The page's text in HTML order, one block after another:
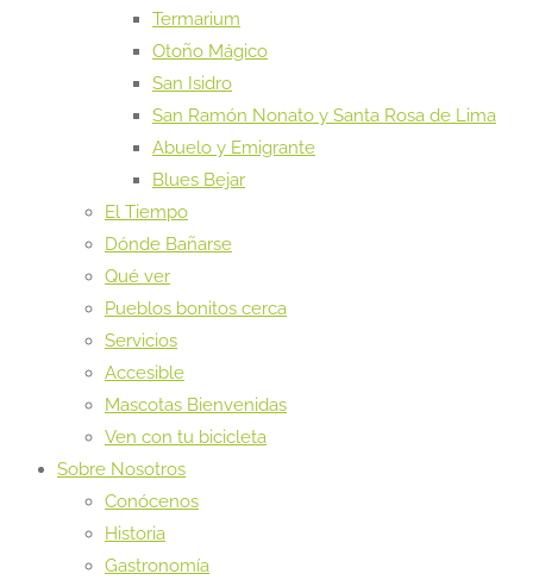
Termarium
Otoño Mágico
San Isidro
San Ramón Nonato y Santa Rosa de Lima
Abuelo y Emigrante
Blues Bejar
El Tiempo
Dónde Bañarse
Qué ver
Pueblos bonitos cerca
Servicios
Accesible
Mascotas Bienvenidas
Ven con tu bicicleta
Sobre Nosotros
Conócenos
Historia
Gastronomía